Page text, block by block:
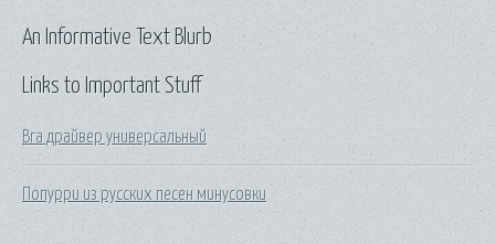
Links to Important Stuff
Вга драйвер универсальный
Попурри из русских песен минусовки
An Informative Text Blurb